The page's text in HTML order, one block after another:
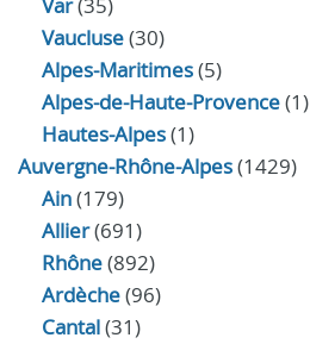
Vaucluse(30)
Alpes-Maritimes(5)
Alpes-de-Haute-Provence(1)
Hautes-Alpes(1)
Auvergne-Rhône-Alpes(1429)
Ain(179)
Allier(691)
Rhône(892)
Ardèche(96)
Cantal(31)